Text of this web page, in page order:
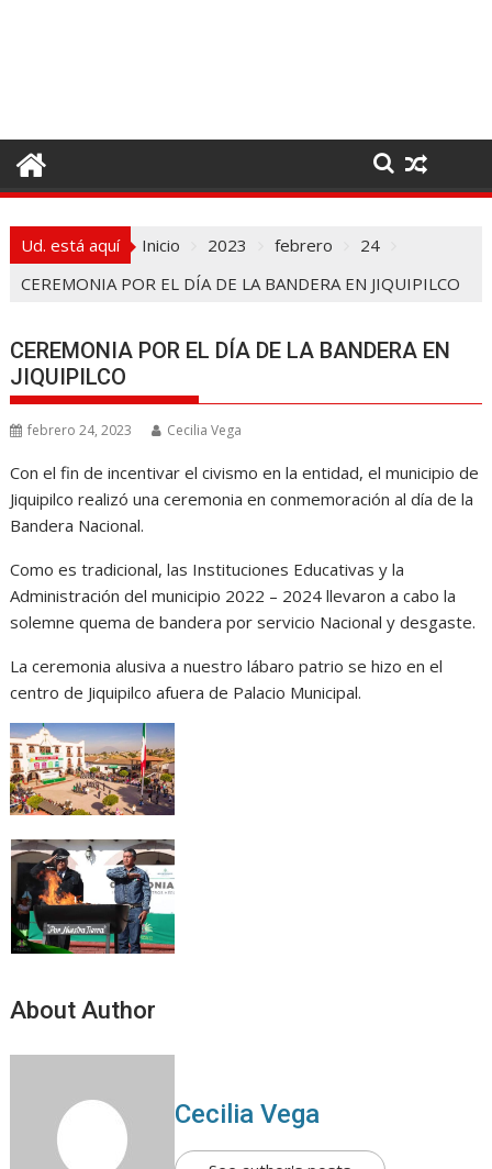
o
t
Ud. está aquí Inicio 2023 febrero
24
CEREMONIA POR EL DÍA DE LA BANDERA EN JIQUIPILCO
CEREMONIA POR EL DÍA DE LA BANDERA EN
JIQUIPILCO
febrero 24, 2023 Cecilia Vega
Con el fin de incentivar el civismo en la entidad, el municipio de
Jiquipilco realizó una ceremonia en conmemoración al día de la
Bandera Nacional.
Como es tradicional, las Instituciones Educativas y la
Administración del municipio 2022 – 2024 llevaron a cabo la
solemne quema de bandera por servicio Nacional y desgaste.
La ceremonia alusiva a nuestro lábaro patrio se hizo en el
centro de Jiquipilco afuera de Palacio Municipal.
About Author
Cecilia Vega